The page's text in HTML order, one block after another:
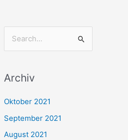
h
e
n
Archiv
Oktober 2021
September 2021
August 2021